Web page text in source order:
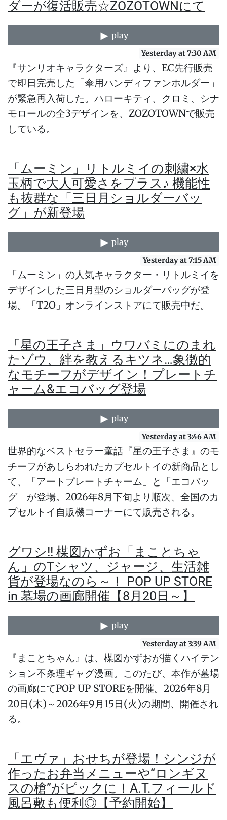
ダーが復活販売☆ZOZOTOWNにて
play
Yesterday at 7:30 AM
『サンリオキャラクターズ』より、EC先行販売
で即日完売した「傘用ハンディファンホルダー」
が緊急再入荷した。ハローキティ、クロミ、シナ
モロールの全3デザインを、ZOZOTOWNで販売
している。
「ムーミン」リトルミイの刺繍×水
玉柄で大人可愛さをプラス♪ 機能性
も抜群な「三日月ショルダーバッ
グ」が新登場
play
Yesterday at 7:15 AM
「ムーミン」の人気キャラクター・リトルミイを
デザインした三日月型のショルダーバッグが登
場。「T2O」オンラインストアにて販売中だ。
「星の王子さま」ウワバミにのまれ
たゾウ、絆を教えるキツネ…象徴的
なモチーフがデザイン！プレートチ
ャーム&エコバッグ登場
play
Yesterday at 3:46 AM
世界的なベストセラー童話『星の王子さま』のモ
チーフがあしらわれたカプセルトイの新商品とし
て、「アートプレートチャーム」と「エコバッ
グ」が登場。2026年8月下旬より順次、全国のカ
プセルトイ自販機コーナーにて販売される。
グワシ!! 楳図かずお「まことちゃ
ん」のTシャツ、ジャージ、生活雑
貨が登場なのら～！ POP UP STORE
in 墓場の画廊開催【8月20日～】
play
Yesterday at 3:39 AM
『まことちゃん』は、楳図かずおが描くハイテン
ション不条理ギャグ漫画。このたび、本作が墓場
の画廊にてPOP UP STOREを開催。2026年8月
20日(木)～2026年9月15日(火)の期間、開催され
る。
「エヴァ」おせちが登場！シンジが
作ったお弁当メニューや“ロンギヌ
スの槍”がピックに！A.T.フィールド
風呂敷も便利◎【予約開始】